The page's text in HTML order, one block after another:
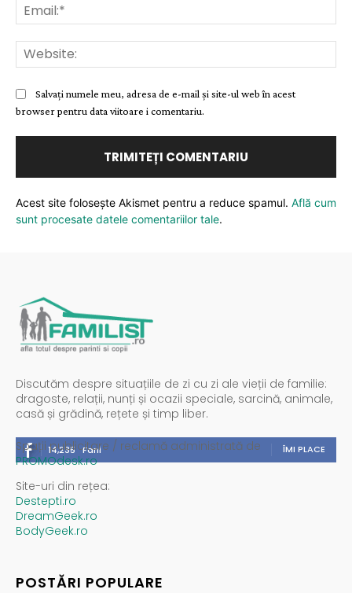
Salvați numele meu, adresa de e-mail și site-ul web în acest
browser pentru data viitoare i comentariu.
Acest site folosește Akismet pentru a reduce spamul. Află cum
sunt procesate datele comentariilor tale.
Discutăm despre situațiile de zi cu zi ale vieții de familie:
dragoste, relații, nunți și ocazii speciale, sarcină, animale,
casă și grădină, rețete și timp liber.
14,235 Fani ÎMI PLACE
Spații publicitare / reclamă administrată de
PROMOdesk.ro
Site-uri din rețea:
Destepti.ro
DreamGeek.ro
BodyGeek.ro
POSTĂRI POPULARE